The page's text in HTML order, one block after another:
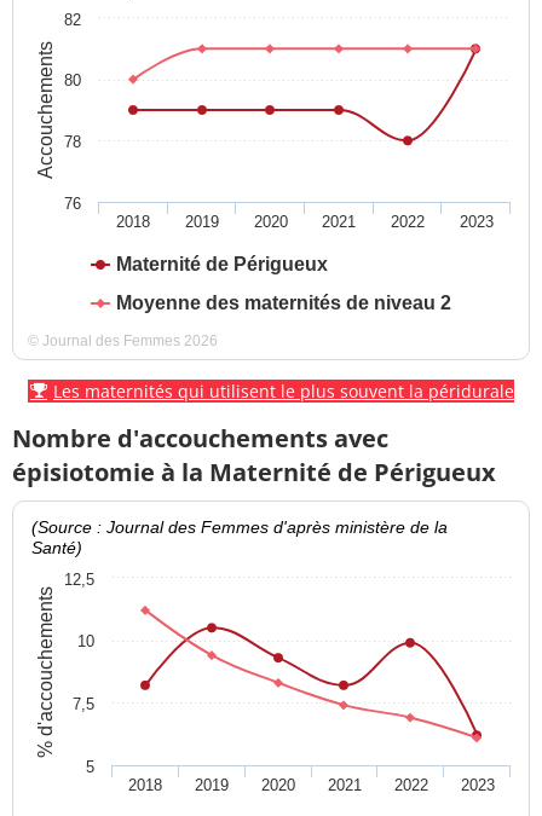
Accouchements
Maternité de Périgueux
Moyenne des maternités de niveau 2
2018 2019 2020 2021 2022 2023
76
78
80
82
© Journal des Femmes 2026
Les maternités qui utilisent le plus souvent la péridurale
Nombre d'accouchements avec
épisiotomie à la Maternité de Périgueux
% d'accouchements
(Source : Journal des Femmes d'après ministère de la
Santé)
2018 2019 2020 2021 2022 2023
5
7,5
10
12,5